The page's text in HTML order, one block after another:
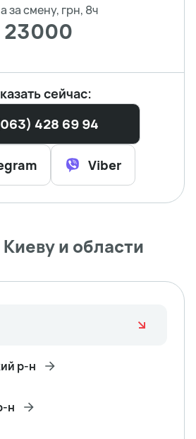
за смену, грн, 8ч
23000
сейчас:
428 69 94
Viber
и области
р-н
н